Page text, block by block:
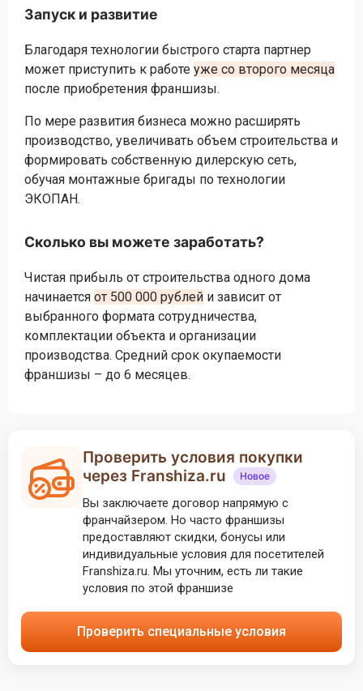
Запуск и развитие
Благодаря технологии быстрого старта партнер
может приступить к работе уже со второго месяца
после приобретения франшизы.
По мере развития бизнеса можно расширять
производство, увеличивать объем строительства и
формировать собственную дилерскую сеть,
обучая монтажные бригады по технологии
ЭКОПАН.
Сколько вы можете заработать?
Чистая прибыль от строительства одного дома
начинается от 500 000 рублей и зависит от
выбранного формата сотрудничества,
комплектации объекта и организации
производства. Средний срок окупаемости
франшизы – до 6 месяцев.
Проверить условия покупки
через Franshiza.ru
Новое
Вы заключаете договор напрямую с
франчайзером. Но часто франшизы
предоставляют скидки, бонусы или
индивидуальные условия для посетителей
Franshiza.ru. Мы уточним, есть ли такие
условия по этой франшизе
Проверить специальные условия